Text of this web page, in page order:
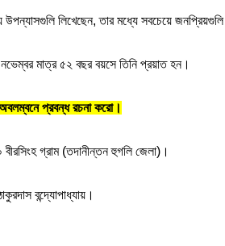
লিখেছেন, তার মধ্যে সবচেয়ে
নভেম্বর মাত্র ৫২ বছর বয়সে তিনি প্রয়াত হন।
প্রবন্ধ রচনা করো।
গ্রাম (তদানীন্তন হুগলি জেলা)।
বন্দ্যোপাধ্যায়।